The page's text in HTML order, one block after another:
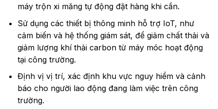
máy trộn xi măng tự động đặt hàng khi cần.
Sử dụng các thiết bị thông minh hỗ trợ IoT, như
cảm biến và hệ thống giám sát, để giảm chất thải và
giảm lượng khí thải carbon từ máy móc hoạt động
tại công trường.
Định vị vị trí, xác định khu vực nguy hiểm và cảnh
báo cho người lao động đang làm việc trên công
trường.